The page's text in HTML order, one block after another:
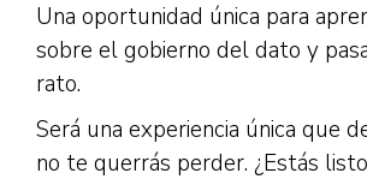
Una oportunidad única para
sobre el gobierno del dato y
rato.
Será una experiencia única que
no te querrás perder. ¿Estás